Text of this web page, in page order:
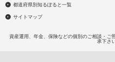
都道府県別知るぽると一覧
サイトマップ
資産運用、年金、保険などの個別のご相談・ご
承下さ